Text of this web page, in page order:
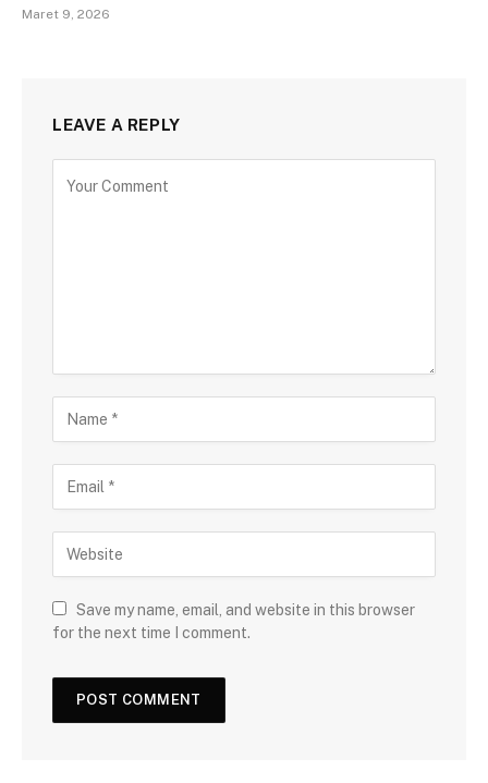
Maret 9, 2026
LEAVE A REPLY
Save my name, email, and website in this browser
for the next time I comment.